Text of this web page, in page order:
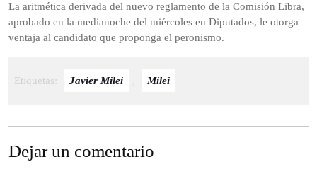
La aritmética derivada del nuevo reglamento de la Comisión Libra,
aprobado en la medianoche del miércoles en Diputados, le otorga
ventaja al candidato que proponga el peronismo.
Etiquetas: Javier Milei , Milei
Dejar un comentario